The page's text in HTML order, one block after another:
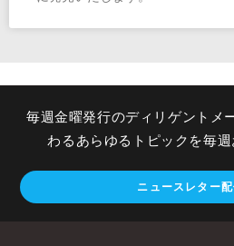
毎週金曜発行のディリゲントメ
わるあらゆるトピックを毎週
ニュースレター